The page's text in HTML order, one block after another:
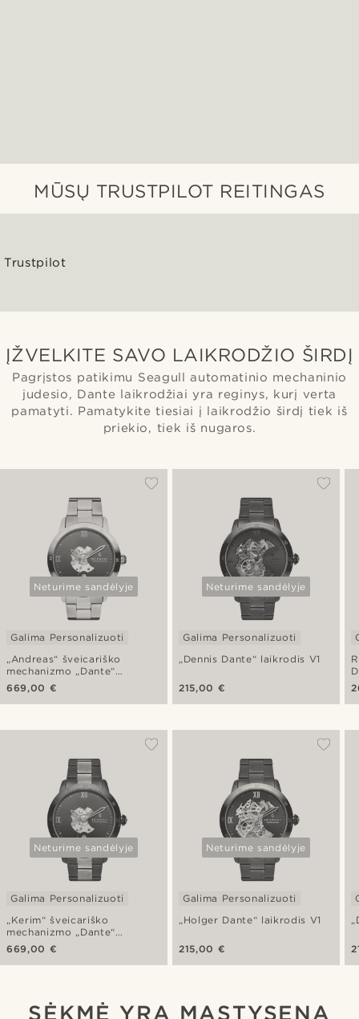
MŪSŲ TRUSTPILOT REITINGAS
Trustpilot
ĮŽVELKITE SAVO LAIKRODŽIO ŠIRDĮ
Pagrįstos patikimu Seagull automatinio mechaninio
judesio, Dante laikrodžiai yra reginys, kurį verta
pamatyti. Pamatykite tiesiai į laikrodžio širdį tiek iš
priekio, tiek iš nugaros.
Neturime sandėlyje
„Andreas“ šveicariško
mechanizmo „Dante“
laikrodis
Galima Personalizuoti
669,00 €
Neturime sandėlyje
„Dennis Dante“ laikrodis V1
Galima Personalizuoti
215,00 €
Neturime sandėlyje
„Kerim“ šveicariško
mechanizmo „Dante“
laikrodis
Galima Personalizuoti
669,00 €
Neturime sandėlyje
„Holger Dante“ laikrodis V1
Galima Personalizuoti
215,00 €
SĖKMĖ YRA MĄSTYSENA